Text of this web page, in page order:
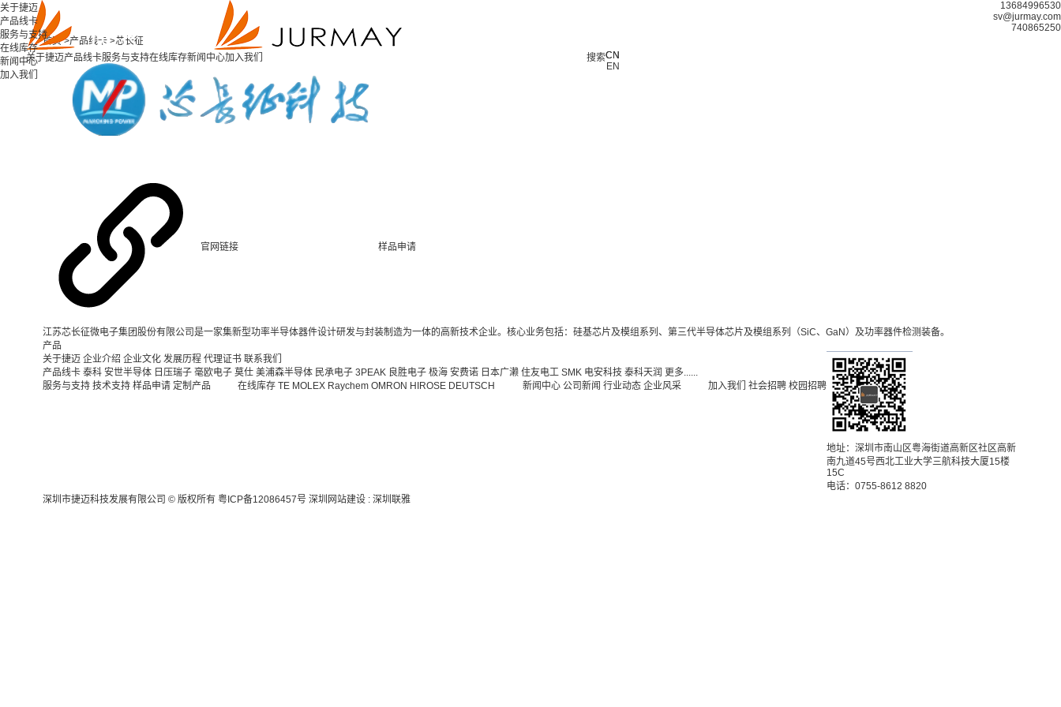
关于捷迈产品线卡服务与支持在线库存新闻中心加入我们 CN
CN
EN
搜索
关于捷迈
产品线卡
服务与支持
在线库存
新闻中心
加入我们
13684996530
sv@jurmay.com
740865250
首页 >产品线卡 >芯长征
官网链接 样品申请
江苏芯长征微电子集团股份有限公司是一家集新型功率半导体器件设计研发与封装制造为一体的高新技术企业。核心业务包括：硅基芯片及模组系列、第三代半导体芯片及模组系列（SiC、GaN）及功率器件检测装备。
产品
关于捷迈 企业介绍 企业文化 发展历程 代理证书 联系我们
产品线卡 泰科 安世半导体 日压瑞子 毫欧电子 莫仕 美浦森半导体 民承电子 3PEAK 良胜电子 极海 安费诺 日本广濑 住友电工 SMK 电安科技 泰科天润 更多......
服务与支持 技术支持 样品申请 定制产品 在线库存 TE MOLEX Raychem OMRON HIROSE DEUTSCH 新闻中心 公司新闻 行业动态 企业风采 加入我们 社会招聘 校园招聘
地址：深圳市南山区粤海街道高新区社区高新
南九道45号西北工业大学三航科技大厦15楼
15C
电话：0755-8612 8820
深圳市捷迈科技发展有限公司 © 版权所有 粤ICP备12086457号 深圳网站建设: 深圳联雅